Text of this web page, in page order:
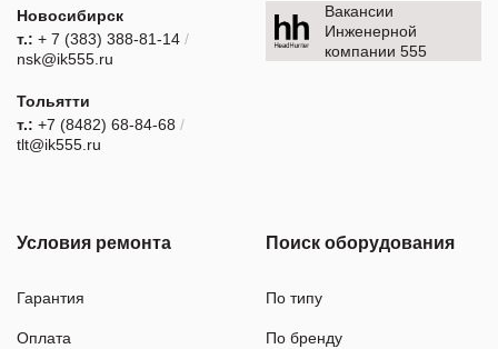
Новосибирск
т.: + 7 (383) 388-81-14 /
nsk@ik555.ru
Тольятти
т.: +7 (8482) 68-84-68 /
tlt@ik555.ru
Вакансии
Инженерной
компании 555
Условия ремонта
Гарантия
Оплата
Поиск оборудования
По типу
По бренду